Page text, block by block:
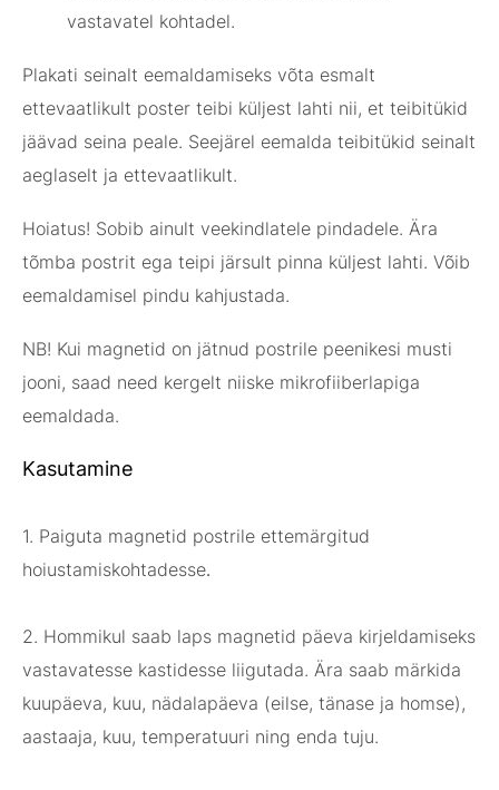
vastavatel kohtadel.
Plakati seinalt eemaldamiseks võta esmalt
ettevaatlikult poster teibi küljest lahti nii, et teibitükid
jäävad seina peale. Seejärel eemalda teibitükid seinalt
aeglaselt ja ettevaatlikult.
Hoiatus! Sobib ainult veekindlatele pindadele. Ära
tõmba postrit ega teipi järsult pinna küljest lahti. Võib
eemaldamisel pindu kahjustada.
NB! Kui magnetid on jätnud postrile peenikesi musti
jooni, saad need kergelt niiske mikrofiiberlapiga
eemaldada.
Kasutamine
1. Paiguta magnetid postrile ettemärgitud
hoiustamiskohtadesse.
2. Hommikul saab laps magnetid päeva kirjeldamiseks
vastavatesse kastidesse liigutada. Ära saab märkida
kuupäeva, kuu, nädalapäeva (eilse, tänase ja homse),
aastaaja, kuu, temperatuuri ning enda tuju.